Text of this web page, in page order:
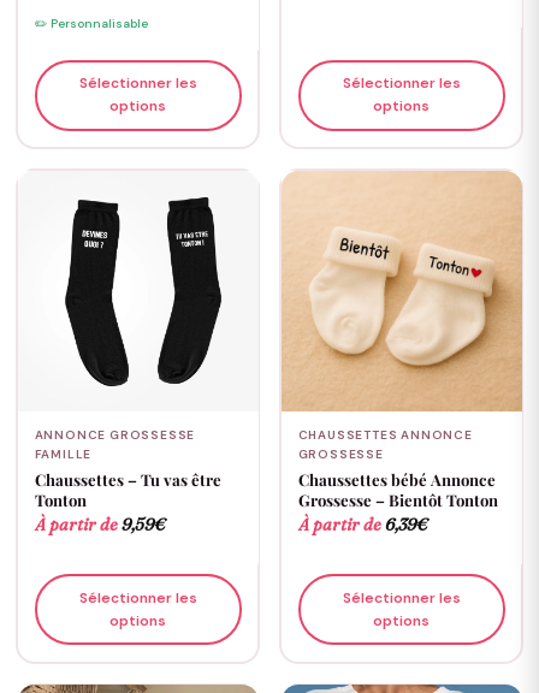
✏️ Personnalisable
Sélectionner les
options
Sélectionner les
options
ANNONCE GROSSESSE
FAMILLE
Chaussettes – Tu vas être
Tonton
À partir de9,59€
Sélectionner les
options
CHAUSSETTES ANNONCE
GROSSESSE
Chaussettes bébé Annonce
Grossesse – Bientôt Tonton
À partir de6,39€
Sélectionner les
options